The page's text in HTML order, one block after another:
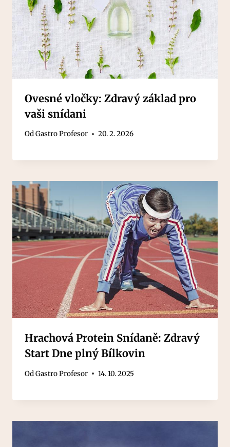
Ovesné vločky: Zdravý základ pro
vaši snídani
OdGastro Profesor 20. 2. 2026
Hrachová Protein Snídaně: Zdravý
Start Dne plný Bílkovin
OdGastro Profesor 14. 10. 2025